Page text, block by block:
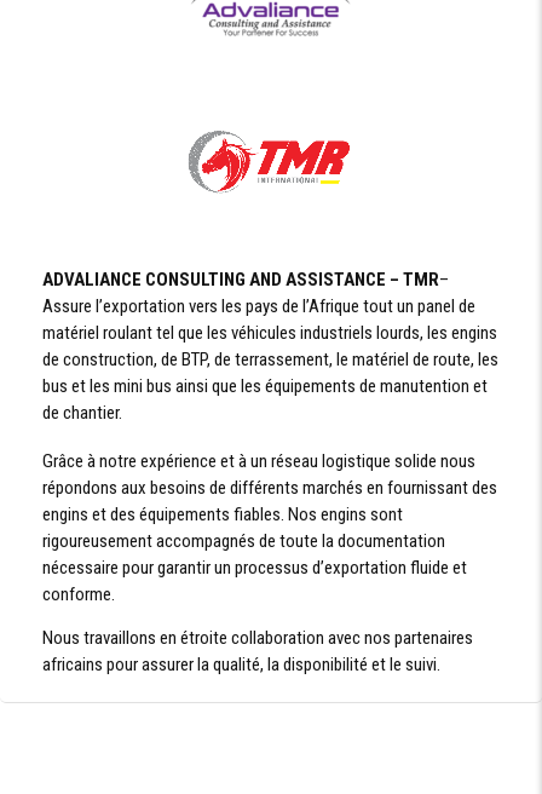
ADVALIANCE CONSULTING AND ASSISTANCE – TMR–
Assure l’exportation vers les pays de l’Afrique tout un panel de
matériel roulant tel que les véhicules industriels lourds, les engins
de construction, de BTP, de terrassement, le matériel de route, les
bus et les mini bus ainsi que les équipements de manutention et
de chantier.
Grâce à notre expérience et à un réseau logistique solide nous
répondons aux besoins de différents marchés en fournissant des
engins et des équipements fiables. Nos engins sont
rigoureusement accompagnés de toute la documentation
nécessaire pour garantir un processus d’exportation fluide et
conforme.
Nous travaillons en étroite collaboration avec nos partenaires
africains pour assurer la qualité, la disponibilité et le suivi.